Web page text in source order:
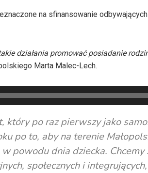
na sfinansowanie
działania promować posiadanie
Marta Malec-Lech.
który po raz pierwszy jako
po to, aby na terenie
w powodu dnia dziecka.
społecznych i